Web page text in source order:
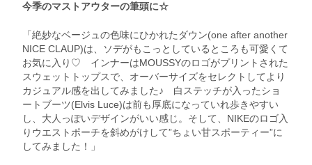
今季のマストアウターの筆頭に☆
「絶妙なベージュの色味にひかれたダウン(one after another
NICE CLAUP)は、ソデがもこっとしているところも可愛くて
お気に入り♡ インナーはMOUSSYのロゴがプリントされた
スウェットトップスで、オーバーサイズをセレクトしてより
カジュアル感を出してみました♪ 白ステッチが入ったショ
ートブーツ(Elvis Luce)は前も厚底になっていれ歩きやすい
し、大人っぽいデザインがいい感じ。そして、NIKEのロゴ入
りウエストポーチを斜めがけして”ちょい甘スポーティー”に
してみました！」